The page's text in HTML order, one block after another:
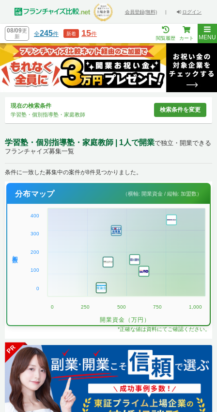
会員登録(無料) | ログイン
08/09更
新
全245件 新着 15件
閲覧履歴 カート MENU
現在の検索条件
学習塾・個別指導塾・家庭教師
検索条件を変更
学習塾・個別指導塾・家庭教師 | 1人で開業で独立・開業できる
フランチャイズ募集一覧
条件に一致した募集中の案件が8件見つかりました。
分布マップ （横軸: 開業資金 / 縦軸: 加盟数）
400
300
200
100
0
0 250 500 750 1,000
開業資金（万円）
*正確な値は資料にてご確認ください。
PR